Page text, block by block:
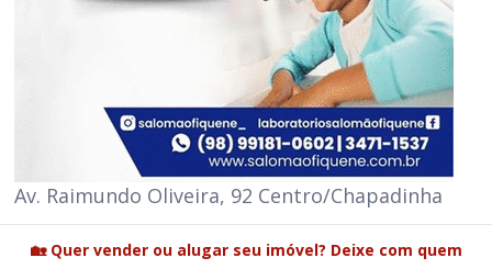
Av. Raimundo Oliveira, 92 Centro/Chapadinha
🏡 Quer vender ou alugar seu imóvel? Deixe com quem